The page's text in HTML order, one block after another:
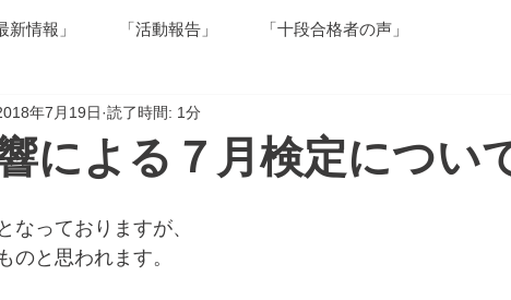
新情報」 「活動報告」 「十段合格者の声」
による７月検定につい
年7月19日 読了時間: 1分
なっておりますが、
のと思われます。